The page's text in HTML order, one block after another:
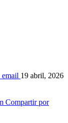
email 19 abril, 2026
Compartir por